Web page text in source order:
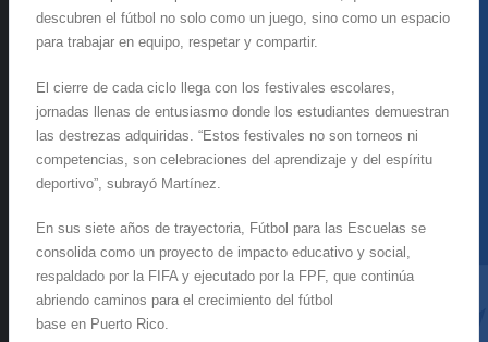
descubren el fútbol no solo como un juego, sino como un espacio
para trabajar en equipo, respetar y compartir.
El cierre de cada ciclo llega con los festivales escolares,
jornadas llenas de entusiasmo donde los estudiantes demuestran
las destrezas adquiridas. “Estos festivales no son torneos ni
competencias, son celebraciones del aprendizaje y del espíritu
deportivo”, subrayó Martínez.
En sus siete años de trayectoria, Fútbol para las Escuelas se
consolida como un proyecto de impacto educativo y social,
respaldado por la FIFA y ejecutado por la FPF, que continúa
abriendo caminos para el crecimiento del fútbol
base en Puerto Rico.